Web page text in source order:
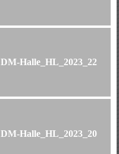
DM-Halle_HL_2023_22
DM-Halle_HL_2023_20